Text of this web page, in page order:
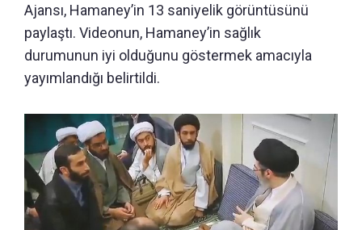
Ajansı, Hamaney’in 13 saniyelik görüntüsünü
paylaştı. Videonun, Hamaney’in sağlık
durumunun iyi olduğunu göstermek amacıyla
yayımlandığı belirtildi.